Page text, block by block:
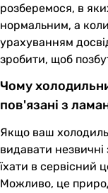
розберемося, в
нормальним, а
урахуванням
зробити, щоб
Чому
пов'язані з
Якщо ваш
видавати
їхати в сервісний
Можливо, це